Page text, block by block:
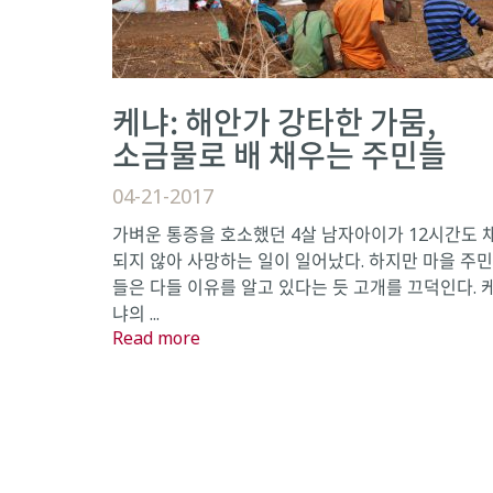
케냐: 해안가 강타한 가뭄,
소금물로 배 채우는 주민들
04-21-2017
가벼운 통증을 호소했던 4살 남자아이가 12시간도
되지 않아 사망하는 일이 일어났다. 하지만 마을 주민
들은 다들 이유를 알고 있다는 듯 고개를 끄덕인다.
냐의 ...
Read more